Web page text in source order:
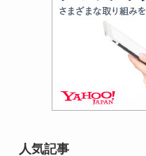
人気記事